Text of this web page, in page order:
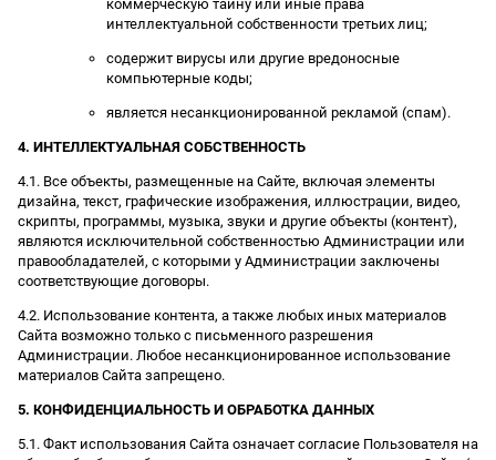
коммерческую тайну или иные права
интеллектуальной собственности третьих лиц;
содержит вирусы или другие вредоносные
компьютерные коды;
является несанкционированной рекламой (спам).
4. ИНТЕЛЛЕКТУАЛЬНАЯ СОБСТВЕННОСТЬ
4.1. Все объекты, размещенные на Сайте, включая элементы
дизайна, текст, графические изображения, иллюстрации, видео,
скрипты, программы, музыка, звуки и другие объекты (контент),
являются исключительной собственностью Администрации или
правообладателей, с которыми у Администрации заключены
соответствующие договоры.
4.2. Использование контента, а также любых иных материалов
Сайта возможно только с письменного разрешения
Администрации. Любое несанкционированное использование
материалов Сайта запрещено.
5. КОНФИДЕНЦИАЛЬНОСТЬ И ОБРАБОТКА ДАННЫХ
5.1. Факт использования Сайта означает согласие Пользователя на